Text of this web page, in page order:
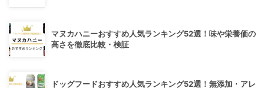
マヌカハニーおすすめ人気ランキング52選！味や栄養価の
高さを徹底比較・検証
ドッグフードおすすめ人気ランキング52選！無添加・アレ